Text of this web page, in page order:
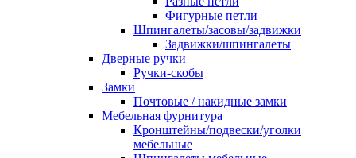
Фигурные петли
Шпингалеты/засовы/задвижки
Задвижки/шпингалеты
Дверные ручки
Ручки-скобы
Замки
Почтовые / накидные замки
Мебельная фурнитура
Кронштейны/подвески/уголки
мебельные